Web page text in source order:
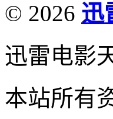
© 2026 迅
迅雷电影
本站所有